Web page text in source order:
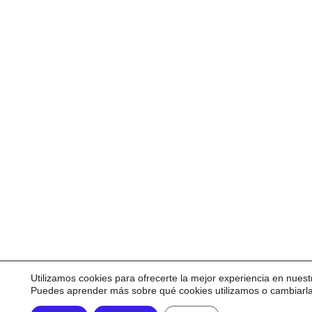
Utilizamos cookies para ofrecerte la mejor experiencia en
Puedes aprender más sobre qué cookies utilizamos o